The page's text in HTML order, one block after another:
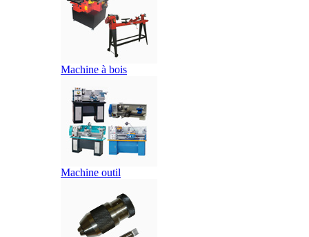
Machine à bois
Machine outil